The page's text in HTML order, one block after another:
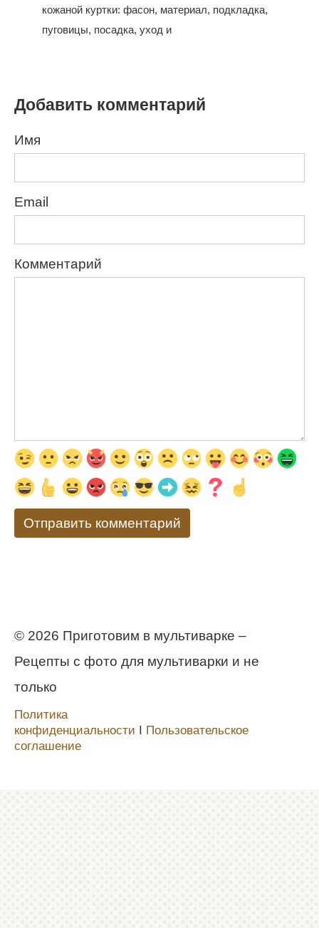
кожаной куртки: фасон, материал, подкладка,
пуговицы, посадка, уход и
Добавить комментарий
Имя
Email
Комментарий
© 2026 Приготовим в мультиварке –
Рецепты с фото для мультиварки и не
только
Политика
конфиденциальности
Пользовательское
соглашение